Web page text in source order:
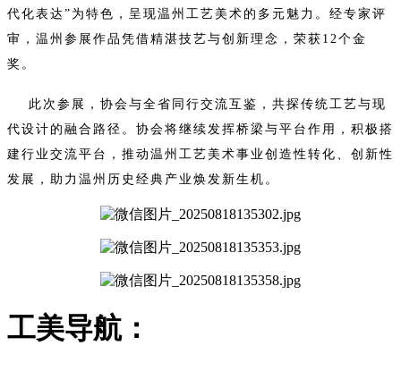
代化表达”为特色，呈现温州工艺美术的多元魅力。经专家评
审，温州参展作品凭借精湛技艺与创新理念， 荣获12个金
奖。
此次参展，协会与全省同行交流互鉴，共探传统工艺与现
代设计的融合路径。协会将继续发挥桥梁与平台作用，积极搭
建行业交流平台，推动温州工艺美术事业创造性转化、创新性
发展，助力温州历史经典产业焕发新生机。
工美导航：